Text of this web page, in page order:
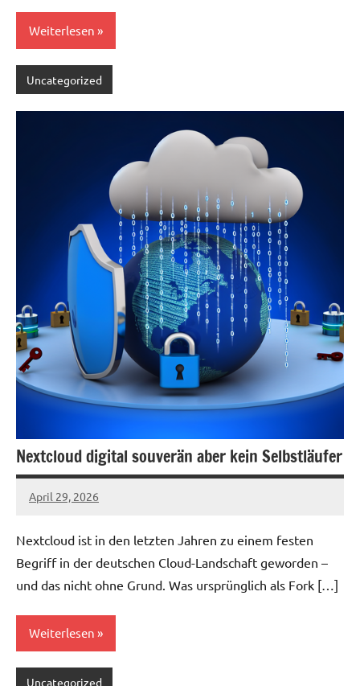
Weiterlesen
Uncategorized
Nextcloud digital souverän aber kein Selbstläufer
April 29, 2026
admin
Nextcloud ist in den letzten Jahren zu einem festen
Begriff in der deutschen Cloud-Landschaft geworden –
und das nicht ohne Grund. Was ursprünglich als Fork […]
Weiterlesen
Uncategorized